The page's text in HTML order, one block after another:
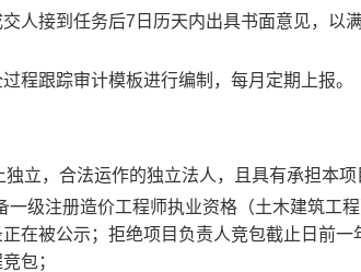
人接到任务后7日历天内出具书面意见，以
程跟踪审计模板进行编制，每月定期上报。
立，合法运作的独立法人，且具有承担本
一级注册造价工程师执业资格（土木建筑工程
在被公示；拒绝项目负责人竞包截止日前
包；